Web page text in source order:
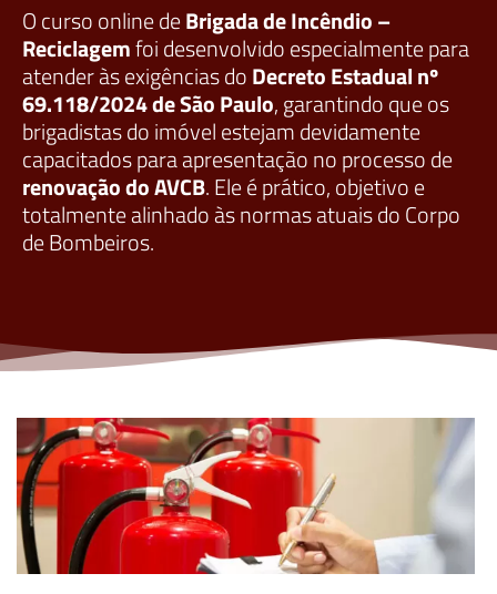
O curso online deBrigada de Incêndio –
Reciclagemfoi desenvolvido especialmente para
atender às exigências doDecreto Estadual nº
69.118/2024 de São Paulo, garantindo que os
brigadistas do imóvel estejam devidamente
capacitados para apresentação no processo de
renovação do AVCB. Ele é prático, objetivo e
totalmente alinhado às normas atuais do Corpo
de Bombeiros.